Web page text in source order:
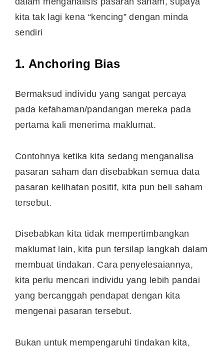
kita tak lagi kena “kencing” dengan minda
sendiri
1. Anchoring Bias
Bermaksud individu yang sangat percaya
pada kefahaman/pandangan mereka pada
pertama kali menerima maklumat.
Contohnya ketika kita sedang menganalisa
pasaran saham dan disebabkan semua data
pasaran kelihatan positif, kita pun beli saham
tersebut.
Disebabkan kita tidak mempertimbangkan
maklumat lain, kita pun tersilap langkah dalam
membuat tindakan. Cara penyelesaiannya,
kita perlu mencari individu yang lebih pandai
yang bercanggah pendapat dengan kita
mengenai pasaran tersebut.
Bukan untuk mempengaruhi tindakan kita,